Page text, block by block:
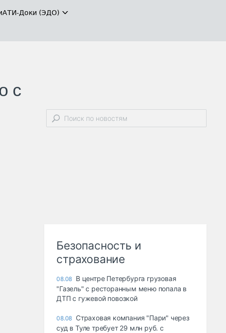
АТИ-Доки (ЭДО)
с
Безопасность и
страхование
08.08 В центре Петербурга грузовая
"Газель" с ресторанным меню попала в
ДТП с гужевой повозкой
08.08 Страховая компания "Пари" через
суд в Туле требует 29 млн руб. с